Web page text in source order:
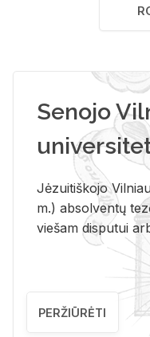
Senojo
Jėzuitiškojo
m.) absolventų
viešam disputui
PERŽIŪRĖTI